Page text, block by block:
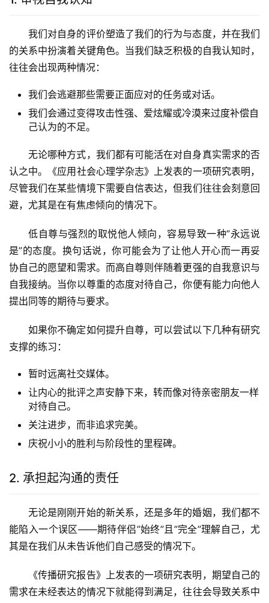
我们对自身的评价塑造了我们的行为与态度，并在我们
的关系中扮演着关键角色。当我们缺乏积极的自我认知时，
往往会出现两种情况：
我们会逃避那些需要正面应对的任务或对话。
我们会通过变得攻击性强、爱炫耀或冷漠来过度补偿自
己认为的不足。
无论哪种方式，我们都有可能活在对自身真实需求的否
认之中。《应用社会心理学杂志》上发表的一项研究表明，
尽管我们在某些情境下需要自信表达，但我们往往会刻意回
避，尤其是在有焦虑倾向的情况下。
低自尊与强烈的取悦他人倾向，容易导致一种”永远说
是”的态度。换句话说，你可能会为了让他人开心而一再妥
协自己的愿望和需求。而高自尊则伴随着更强的自我意识与
自我接纳。当你以尊重的态度对待自己，你便有能力向他人
提出同等的期待与要求。
如果你不确定如何提升自尊，可以尝试以下几种有研究
支撑的练习：
暂时远离社交媒体。
让内心的批评之声安静下来，转而像对待亲密朋友一样
对待自己。
关注进步，而非追求完美。
庆祝小小的胜利与阶段性的里程碑。
2. 承担起沟通的责任
无论是刚刚开始的新关系，还是多年的婚姻，我们都不
能陷入一个误区——期待伴侣”始终”且”完全”理解自己，尤
其是在我们从未告诉他们自己感受的情况下。
《传播研究报告》上发表的一项研究表明，期望自己的
需求在未经表达的情况下就能得到满足，往往会导致关系中